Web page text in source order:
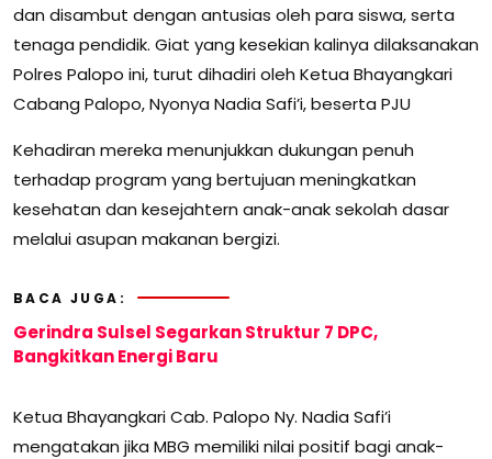
dan disambut dengan antusias oleh para siswa, serta
tenaga pendidik. Giat yang kesekian kalinya dilaksanakan
Polres Palopo ini, turut dihadiri oleh Ketua Bhayangkari
Cabang Palopo, Nyonya Nadia Safi’i, beserta PJU
Kehadiran mereka menunjukkan dukungan penuh
terhadap program yang bertujuan meningkatkan
kesehatan dan kesejahtern anak-anak sekolah dasar
melalui asupan makanan bergizi.
BACA JUGA:
Gerindra Sulsel Segarkan Struktur 7 DPC,
Bangkitkan Energi Baru
Ketua Bhayangkari Cab. Palopo Ny. Nadia Safi’i
mengatakan jika MBG memiliki nilai positif bagi anak-